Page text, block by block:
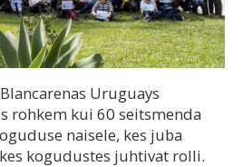
Uruguays
rohkem kui 60 seitsmenda
naisele, kes juba
kogudustes juhtivat rolli.